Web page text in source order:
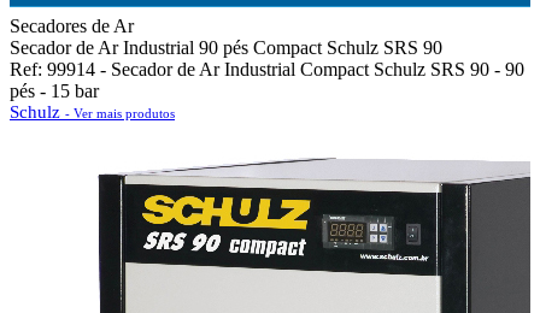
Secadores de Ar
Secador de Ar Industrial 90 pés Compact Schulz SRS 90
Ref: 99914 - Secador de Ar Industrial Compact Schulz SRS 90 - 90
pés - 15 bar
Schulz - Ver mais produtos